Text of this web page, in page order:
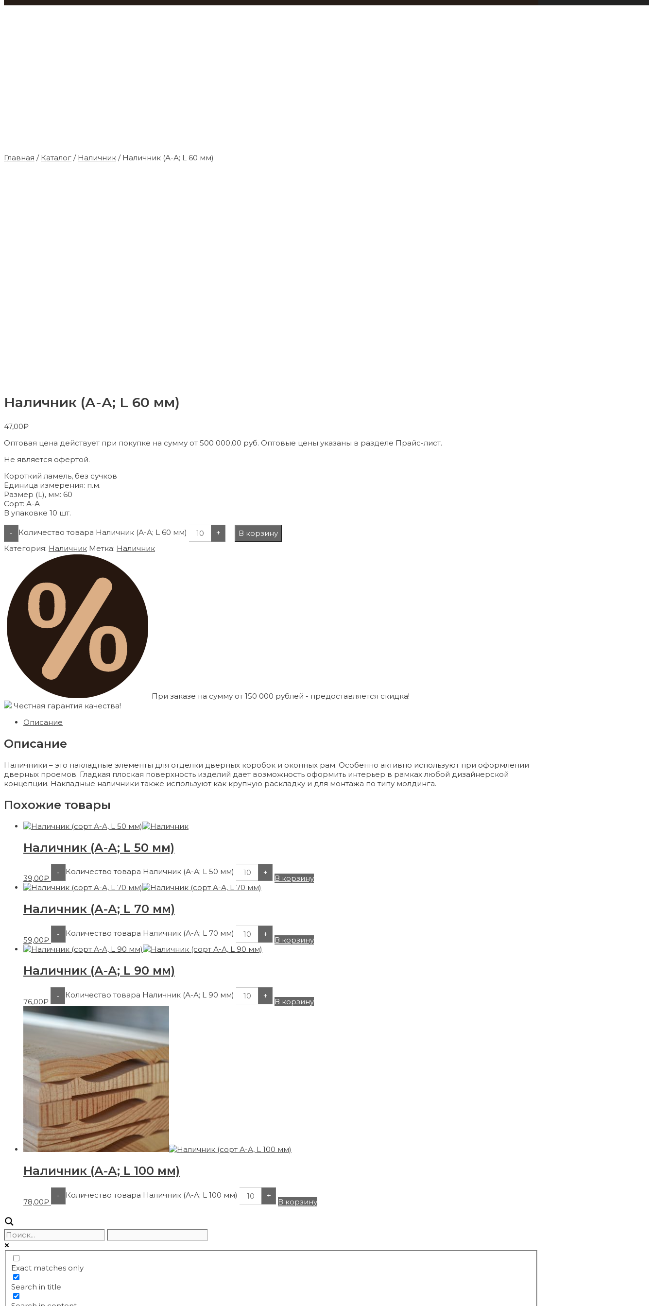
Главная / Каталог / Наличник / Наличник (А-А; L 60 мм)
Наличник (А-А; L 60 мм)
47,00₽
Оптовая цена действует при покупке на сумму от 500 000,00 руб. Оптовые цены указаны в разделе Прайс-лист.
Не является офертой.
Короткий ламель, без сучков
Единица измерения: п.м.
Размер (L), мм: 60
Сорт: А-А
В упаковке 10 шт.
- Количество товара Наличник (А-А; L 60 мм) +
В корзину
Категория: Наличник Метка: Наличник
При заказе на сумму от 150 000 рублей - предоставляется скидка!
Честная гарантия качества!
Описание
Описание
Наличники – это накладные элементы для отделки дверных коробок и оконных рам. Особенно активно используют при оформлении
дверных проемов. Гладкая плоская поверхность изделий дает возможность оформить интерьер в рамках любой дизайнерской
концепции. Накладные наличники также используют как крупную раскладку и для монтажа по типу молдинга.
Похожие товары
Наличник (А-А; L 50 мм)
39,00₽
- Количество товара Наличник (А-А; L 50 мм) +
В корзину
Наличник (А-А; L 70 мм)
59,00₽
- Количество товара Наличник (А-А; L 70 мм) +
В корзину
Наличник (А-А; L 90 мм)
76,00₽
- Количество товара Наличник (А-А; L 90 мм) +
В корзину
Наличник (А-А; L 100 мм)
78,00₽
- Количество товара Наличник (А-А; L 100 мм) +
В корзину
Exact matches only
Search in title